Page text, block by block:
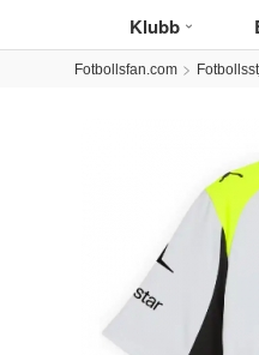
Klubb
Fotbollsfan.com